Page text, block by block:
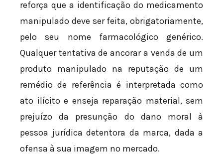
reforça que a identificação do medicamento
manipulado deve ser feita, obrigatoriamente,
pelo seu nome farmacológico genérico.
Qualquer tentativa de ancorar a venda de um
produto manipulado na reputação de um
remédio de referência é interpretada como
ato ilícito e enseja reparação material, sem
prejuízo da presunção do dano moral à
pessoa jurídica detentora da marca, dada a
ofensa à sua imagem no mercado.